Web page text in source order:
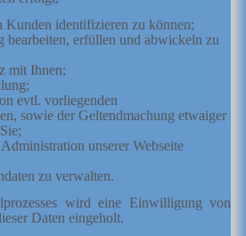
Kunden identifizieren zu können;
bearbeiten, erfüllen und abwickeln zu
mit Ihnen;
evtl. vorliegenden
sowie der Geltendmachung etwaiger
unserer Webseite
zu verwalten.
wird eine Einwilligung von
Daten eingeholt.